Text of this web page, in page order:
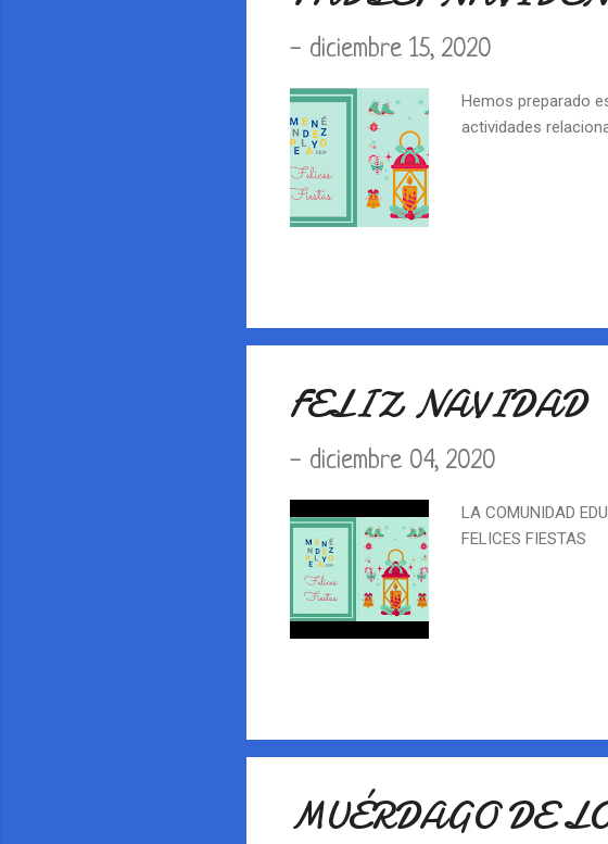
- diciembre 15, 2020
Hemos preparado
actividades
FELIZ NAVIDAD
- diciembre 04, 2020
LA COMUNIDAD
FELICES FIESTAS
MUÉRDAGO DE